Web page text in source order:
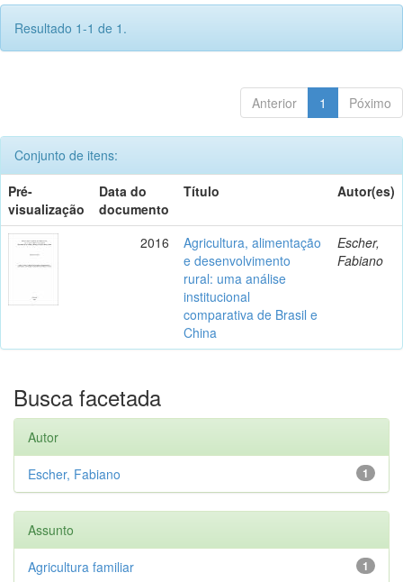
Resultado 1-1 de 1.
Anterior 1 Póximo
Conjunto de itens:
Pré-
visualização
Data do
documento
Título Autor(es)
2016
Agricultura, alimentação
e desenvolvimento
rural: uma análise
institucional
comparativa de Brasil e
China
Escher,
Fabiano
Busca facetada
Autor
1
Escher, Fabiano
Assunto
1
Agricultura familiar